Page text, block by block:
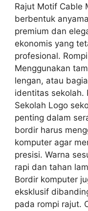
Rajut Motif Cable
berbentuk
premium dan
ekonomis yang
profesional.
Menggunakan
lengan, atau
identitas sekolah.
Sekolah Logo
penting dalam
bordir harus
komputer agar
presisi. Warna
rapi dan tahan
Bordir komputer
eksklusif
pada rompi rajut.